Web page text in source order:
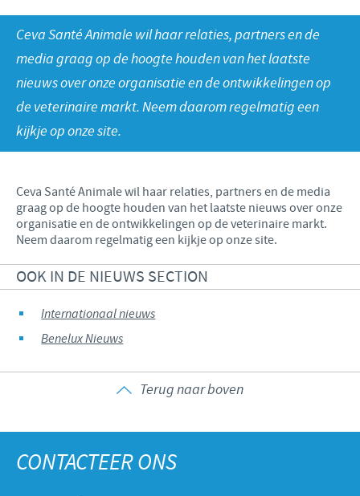
Onze missie
Onze kernwaarden
Onderzoek en ontwikkeling
Productie
Varkens
Pluimvee
Focus op verantwoordelijkheid
Bijdragen
Programma ontwikkelingshulp
Zakelijke en wetenschappelijke partnerschappen
NIEUWS
Internationaal nieuws
JOBS
International position
CONTACT
Ceva Santé Animale wil haar relaties, partners en de
media graag op de hoogte houden van het laatste
nieuws over onze organisatie en de ontwikkelingen op
de veterinaire markt. Neem daarom regelmatig een
kijkje op onze site.
Ceva Santé Animale wil haar relaties, partners en de media
graag op de hoogte houden van het laatste nieuws over onze
organisatie en de ontwikkelingen op de veterinaire markt.
Neem daarom regelmatig een kijkje op onze site.
OOK IN DE NIEUWS SECTION
Internationaal nieuws
Benelux Nieuws
Terug naar boven
CONTACTEER ONS